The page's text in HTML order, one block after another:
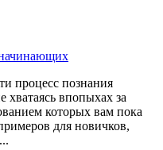
процесс познания
хватаясь впопыхах за
которых вам пока
для новичков,